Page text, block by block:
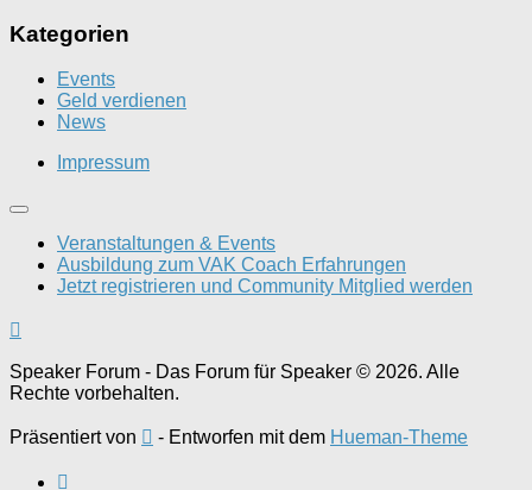
Kategorien
Events
Geld verdienen
News
Impressum
Veranstaltungen & Events
Ausbildung zum VAK Coach Erfahrungen
Jetzt registrieren und Community Mitglied werden
Speaker Forum - Das Forum für Speaker © 2026. Alle
Rechte vorbehalten.
Präsentiert von - Entworfen mit dem Hueman-Theme